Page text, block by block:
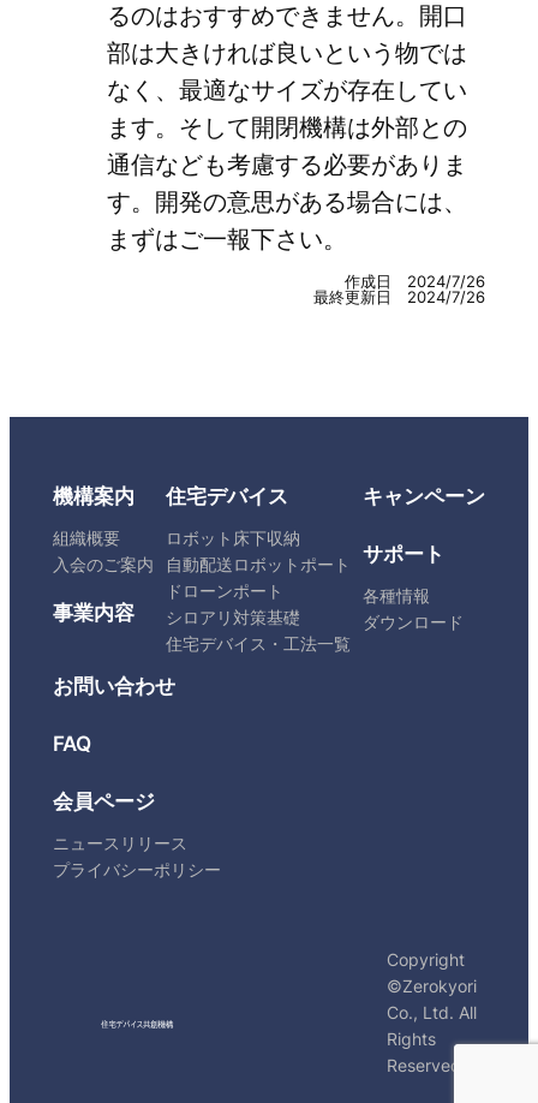
るのはおすすめできません。開口
部は大きければ良いという物では
なく、最適なサイズが存在してい
ます。そして開閉機構は外部との
通信なども考慮する必要がありま
す。開発の意思がある場合には、
まずはご一報下さい。
作成日 2024/7/26
最終更新日 2024/7/26
機構案内
組織概要
入会のご案内
事業内容
住宅デバイス
ロボット床下収納
自動配送ロボットポート
ドローンポート
シロアリ対策基礎
住宅デバイス・工法一覧
キャンペーン
サポート
各種情報
ダウンロード
お問い合わせ
FAQ
会員ページ
ニュースリリース
プライバシーポリシー
Copyright
©Zerokyori
Co., Ltd. All
Rights
Reserved.